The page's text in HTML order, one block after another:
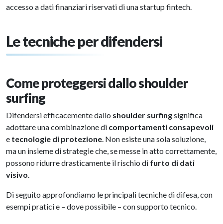
accesso a dati finanziari riservati di una startup fintech.
Le tecniche per difendersi
Come proteggersi dallo shoulder
surfing
Difendersi efficacemente dallo shoulder surfingsignifica
adottare una combinazione di comportamenti consapevoli
e tecnologie di protezione. Non esiste una sola soluzione,
ma un insieme di strategie che, se messe in atto correttamente,
possono ridurre drasticamente il rischio di furto di dati
visivo.
Di seguito approfondiamo le principali tecniche di difesa, con
esempi pratici e – dove possibile – con supporto tecnico.